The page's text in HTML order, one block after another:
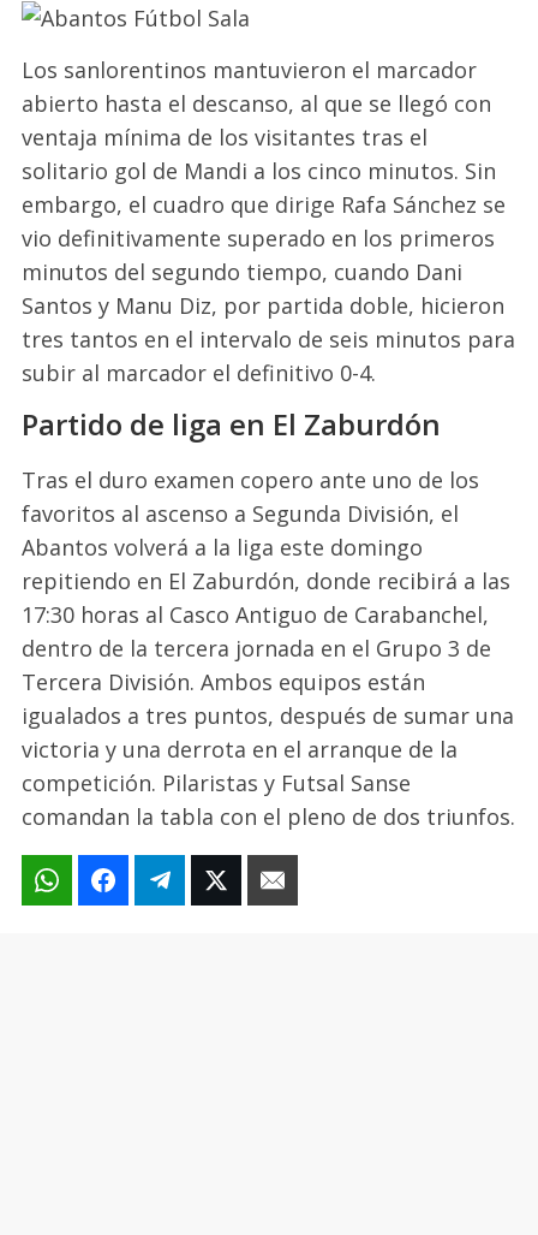
Los sanlorentinos mantuvieron el marcador
abierto hasta el descanso, al que se llegó con
ventaja mínima de los visitantes tras el
solitario gol de Mandi a los cinco minutos. Sin
embargo, el cuadro que dirige Rafa Sánchez se
vio definitivamente superado en los primeros
minutos del segundo tiempo, cuando Dani
Santos y Manu Diz, por partida doble, hicieron
tres tantos en el intervalo de seis minutos para
subir al marcador el definitivo 0-4.
Partido de liga en El Zaburdón
Tras el duro examen copero ante uno de los
favoritos al ascenso a Segunda División, el
Abantos volverá a la liga este domingo
repitiendo en El Zaburdón, donde recibirá a las
17:30 horas al Casco Antiguo de Carabanchel,
dentro de la tercera jornada en el Grupo 3 de
Tercera División. Ambos equipos están
igualados a tres puntos, después de sumar una
victoria y una derrota en el arranque de la
competición. Pilaristas y Futsal Sanse
comandan la tabla con el pleno de dos triunfos.